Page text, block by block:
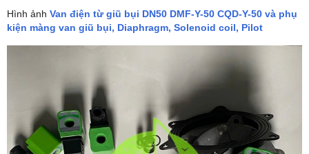
Hình ảnh Van điện từ giũ bụi DN50 DMF-Y-50 CQD-Y-50 và phụ
kiện màng van giũ bụi, Diaphragm, Solenoid coil, Pilot